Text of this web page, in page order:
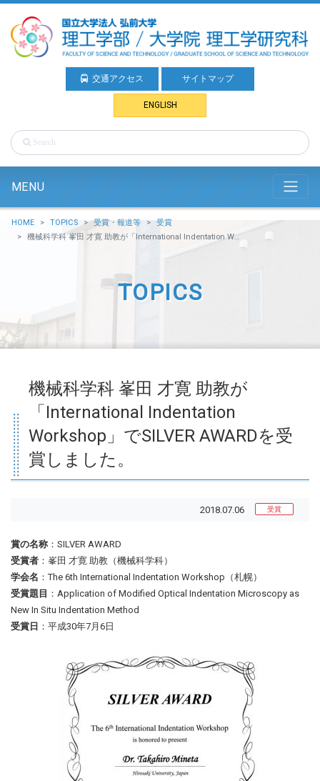
交通アクセス サイトマップ
ENGLISH
MENU
HOME TOPICS 受賞・報道等
受賞
機械科学科 峯田 才寛 助教が「International Indentation Workshop」でSILVER AWARDを受賞しました。
TOPICS
機械科学科 峯田 才寛 助教が
「International Indentation
Workshop」でSILVER AWARDを受
賞しました。
2018.07.06 受賞
賞の名称 ：SILVER AWARD
受賞者 ：峯田 才寛 助教（機械科学科）
学会名 ：The 6th International Indentation Workshop（札幌）
受賞題目 ：Application of Modified Optical Indentation Microscopy as
New In Situ Indentation Method
受賞日 ：平成30年7月6日